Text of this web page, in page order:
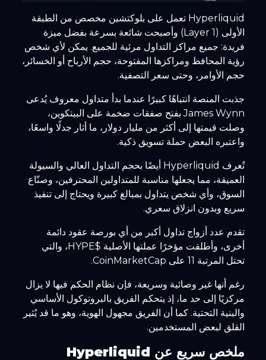
Hyperliquid تعمل على بلوكتشين مخصص من الطبقة
الأولى (Layer 1) وأصبحت شائعة بسرعة بفضل ميزة
فريدة: جميع مراكز التداول مرئية للجميع. يمكن لأي شخص
رؤية المحافظ ومراكزها المفتوحة، حجم الأرباح أو الخسائر،
حجم الأوامر، وحتى سعر التصفية.
جذبت المنصة انتباهًا كبيرًا عندما بدأ متداول معروف يُدعى
James Wynn بفتح صفقات ضخمة على البيتكوين،
وصلت قيمتها إلى أكثر من مليار دولار، ما أثار جدلًا واسعًا،
واعتبره البعض حملة تسويق ذكية.
تُعرف Hyperliquid أيضًا بحجم التداول العالي والسيولة
العميقة، مما يجعلها مناسبة للمتداولين المحترفين، وصنّاع
السوق، وأي شخص يتداول بمبالغ كبيرة ويحتاج إلى تنفيذ
سريع وبدون انزلاق سعري.
تقدم عدد أزواج تداول أكبر من أي بورصة عقود دائمة
أخرى، وأطلقت مؤخرًا عملتها الأصلية $HYPE، والتي
تحتل المرتبة 11 على CoinMarketCap.
رغم أنها غير وصائية وسريعة، فإن نظام الحكم فيها لا يزال
مركزيًا إلى حد ما، إذ يتحكم الفريق بالبروتوكول الأساسي
والبنية التحتية. كما أن الفريق مجهول الهوية، وهو ما قد يُثير
القلق لبعض المستخدمين.
ملخص سريع عن Hyperliquid